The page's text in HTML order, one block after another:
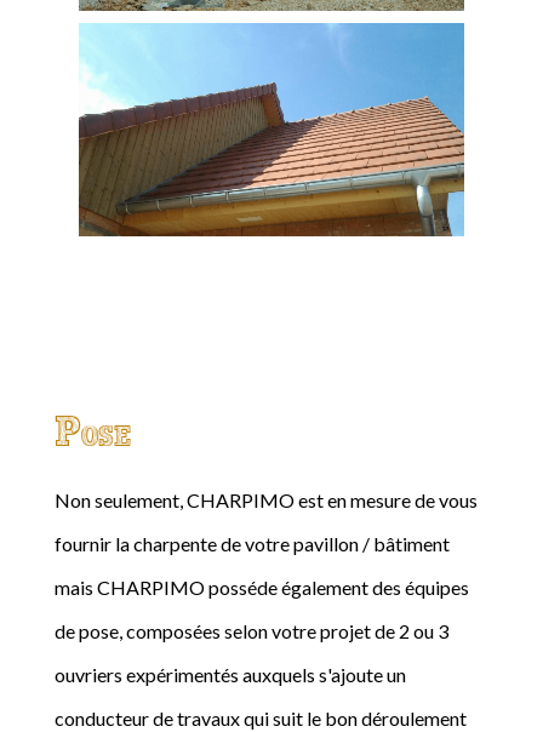
Pose
Non seulement, CHARPIMO est en mesure de vous
fournir la charpente de votre pavillon / bâtiment
mais CHARPIMO posséde également des équipes
de pose, composées selon votre projet de 2 ou 3
ouvriers expérimentés auxquels s'ajoute un
conducteur de travaux qui suit le bon déroulement